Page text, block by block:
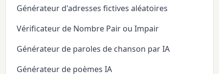
Générateur d'adresses fictives aléatoires
Vérificateur de Nombre Pair ou Impair
Générateur de paroles de chanson par IA
Générateur de poèmes IA